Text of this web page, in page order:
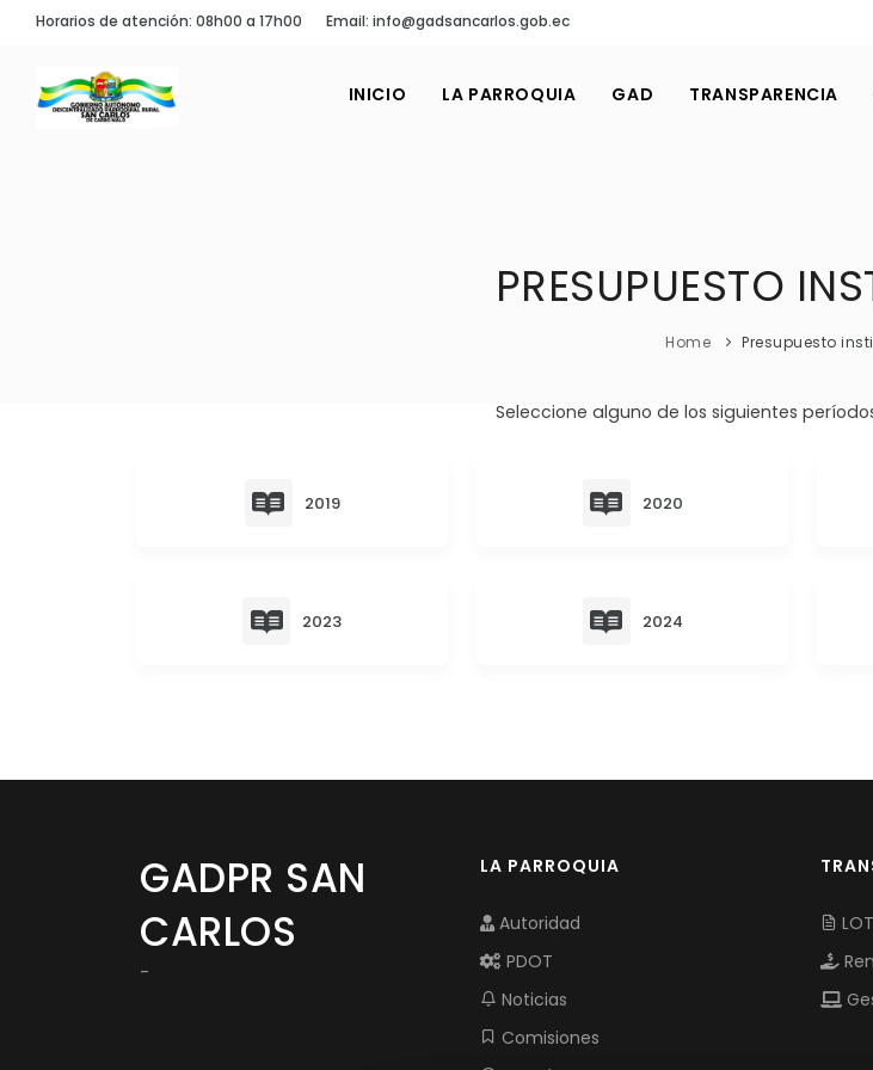
Horarios de atención: 08h00 a 17h00 Email: info@gadsancarlos.gob.ec
INICIO LA PARROQUIA GAD TRANSPARENCIA
PRESUPUESTO
Home Presupuesto
Seleccione alguno de los siguientes
2019 2020
2023 2024
GADPR SAN
CARLOS
-
LA PARROQUIA
Autoridad
PDOT
Noticias
Comisiones